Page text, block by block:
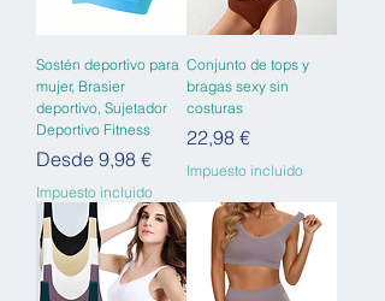
Sostén deportivo para
mujer, Brasier
deportivo, Sujetador
Deportivo Fitness
Desde 9,98 €
Precio de oferta
Impuesto incluido
Conjunto de tops y
bragas sexy sin
costuras
Precio
22,98 €
Impuesto incluido